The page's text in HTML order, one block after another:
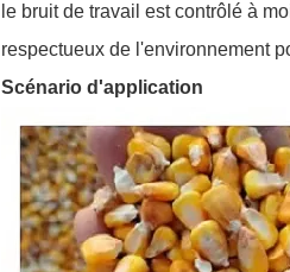
le bruit de travail est contrôlé à
respectueux de l'environnement
Scénario d'application